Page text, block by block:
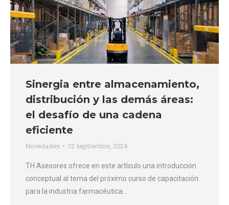
Sinergia entre almacenamiento,
distribución y las demás áreas:
el desafío de una cadena
eficiente
Novedades 12 septiembre, 2024
TH Asesores ofrece en este artículo una introducción
conceptual al tema del próximo curso de capacitación
para la industria farmacéutica…